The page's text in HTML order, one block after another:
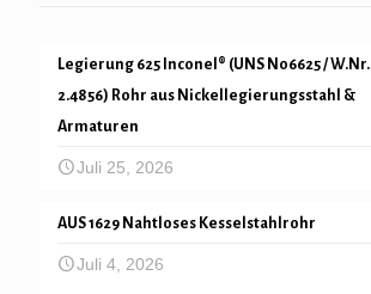
Legierung 625 Inconel® (UNS N06625 / W.Nr.
2.4856) Rohr aus Nickellegierungsstahl &
Armaturen
Juli 25, 2026
AUS 1629 Nahtloses Kesselstahlrohr
Juli 4, 2026